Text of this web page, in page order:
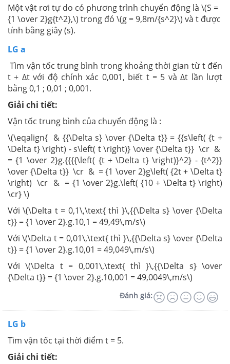
Một vật rơi tự do có phương trình chuyển động là \(S =
{1 \over 2}g{t^2},\) trong đó \(g = 9,8m/{s^2}\) và t được
tính bằng giây (s).
LG a
Tìm vận tốc trung bình trong khoảng thời gian từ t đến
t + ∆t với độ chính xác 0,001, biết t = 5 và ∆t lần lượt
bằng 0,1 ; 0,01 ; 0,001.
Giải chi tiết:
Vận tốc trung bình của chuyển động là :
\(\eqalign{ & {{\Delta s} \over {\Delta t}} = {{s\left( {t +
\Delta t} \right) - s\left( t \right)} \over {\Delta t}} \cr &
= {1 \over 2}g.{{{{\left( {t + \Delta t} \right)}^2} - {t^2}}
\over {\Delta t}} \cr & = {1 \over 2}g\left( {2t + \Delta t}
\right) \cr & = {1 \over 2}g.\left( {10 + \Delta t} \right)
\cr} \)
Với \(\Delta t = 0,1\,\text{ thì }\,{{\Delta s} \over {\Delta
t}} = {1 \over 2}.g.10,1 = 49,49\,m/s\)
Với \(\Delta t = 0,01\,\text{ thì }\,{{\Delta s} \over {\Delta
t}} = {1 \over 2}.g.10,01 = 49,049\,m/s\)
Với \(\Delta t = 0,001\,\text{ thì }\,{{\Delta s} \over
{\Delta t}} = {1 \over 2}.g.10,001 = 49,0049\,m/s\)
Đánh giá:
LG b
Tìm vận tốc tại thời điểm t = 5.
Giải chi tiết: